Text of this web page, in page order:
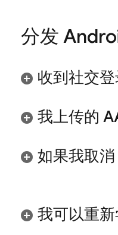
分发
收到社交
我上传的
如果我取
我可以重